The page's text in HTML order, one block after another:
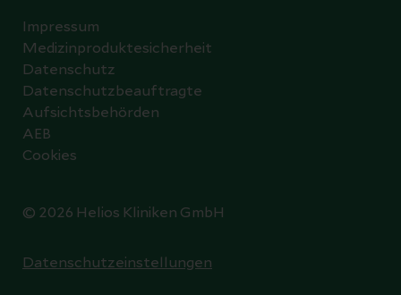
© 2026 Helios Kliniken GmbH
Impressum
Medizinproduktesicherheit
Datenschutz
Datenschutzbeauftragte
Aufsichtsbehörden
AEB
Cookies
Datenschutzeinstellungen